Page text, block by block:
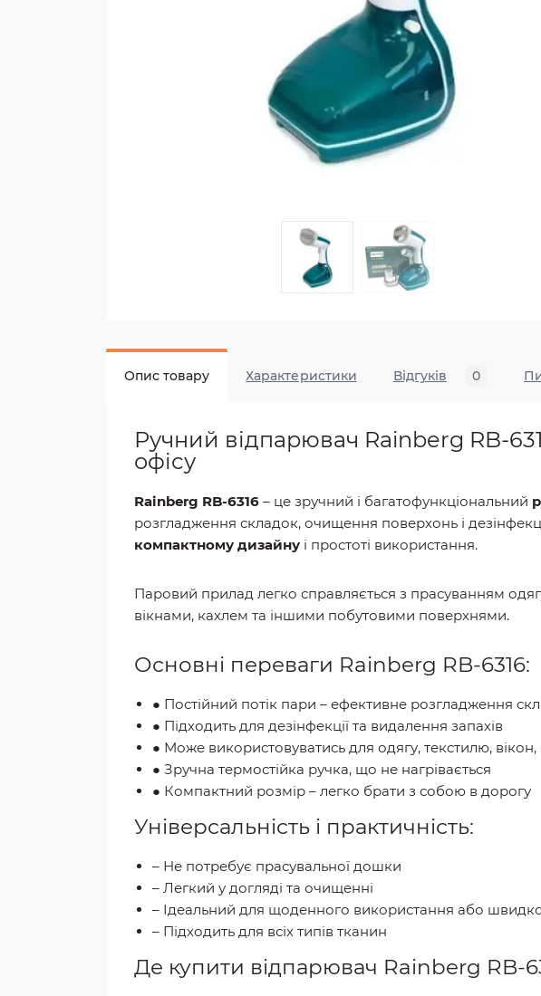
Опис товару Характеристики Відгуків 0
Ручний відпарювач Rainberg RB-
офісу
Rainberg RB-6316 – це зручний і багатофункціональний
розгладження складок, очищення поверхонь і
компактному дизайну і простоті використання.
Паровий прилад легко справляється з прасуванням
вікнами, кахлем та іншими побутовими поверхнями.
Основні переваги Rainberg RB-6316:
● Постійний потік пари – ефективне розгладження
● Підходить для дезінфекції та видалення запахів
● Може використовуватись для одягу, текстилю, вікон,
● Зручна термостійка ручка, що не нагрівається
● Компактний розмір – легко брати з собою в дорогу
Універсальність і практичність:
– Не потребує прасувальної дошки
– Легкий у догляді та очищенні
– Ідеальний для щоденного використання або
– Підходить для всіх типів тканин
Де купити відпарювач Rainberg RB-